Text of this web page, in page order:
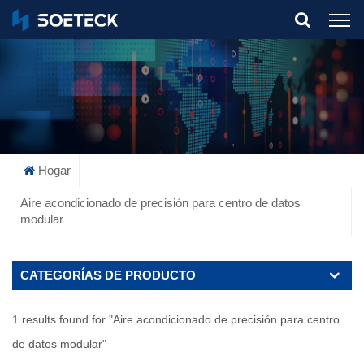
What Are You Looking For?
Hogar
Aire acondicionado de precisión para centro de datos
modular
CATEGORÍAS DE PRODUCTO
1 results found for "Aire acondicionado de precisión para centro
de datos modular"